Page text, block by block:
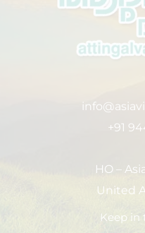
+91
HO –
United
Keep in